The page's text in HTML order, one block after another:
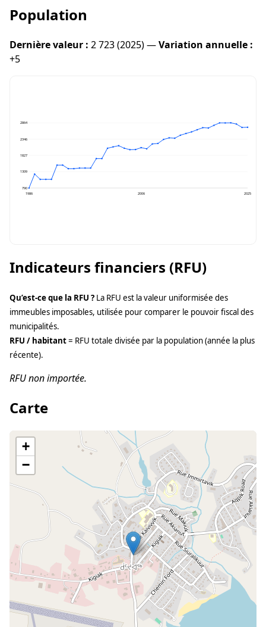
Population
Dernière valeur : 2 723 (2025) —Variation annuelle :
+5
2864
2346
1827
1309
790
1986
2006 2025
Indicateurs financiers (RFU)
Qu’est-ce que la RFU ? La RFU est la valeur uniformisée des
immeubles imposables, utilisée pour comparer le pouvoir fiscal des
municipalités.
RFU / habitant= RFU totale divisée par la population (année la plus
récente).
RFU non importée.
Carte
+
−